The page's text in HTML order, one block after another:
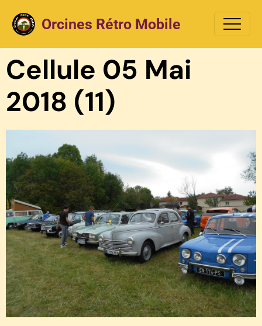
Orcines Rétro Mobile
Cellule 05 Mai
2018 (11)